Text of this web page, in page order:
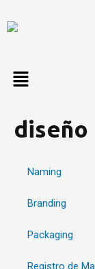
diseño
Naming
Branding
Packaging
Registro de